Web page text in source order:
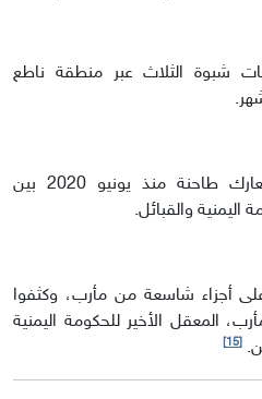
شبوة الثلاث عبر منطقة ناطع
كما شهدت محافظة مأرب معارك طاحنة منذ يونيو 2020 بين
اليمنية والقبائل.
أجزاء شاسعة من مأرب، وكثفوا
المعقل الأخير للحكومة اليمنية
[15]